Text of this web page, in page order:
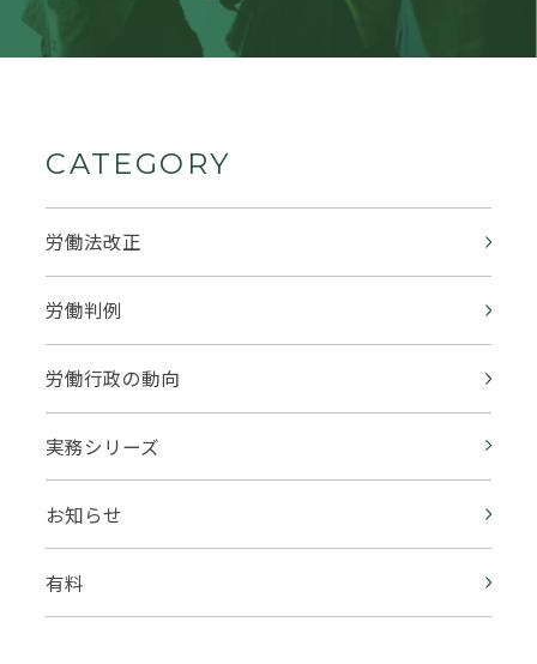
CATEGORY
労働法改正
労働判例
労働行政の動向
実務シリーズ
お知らせ
有料